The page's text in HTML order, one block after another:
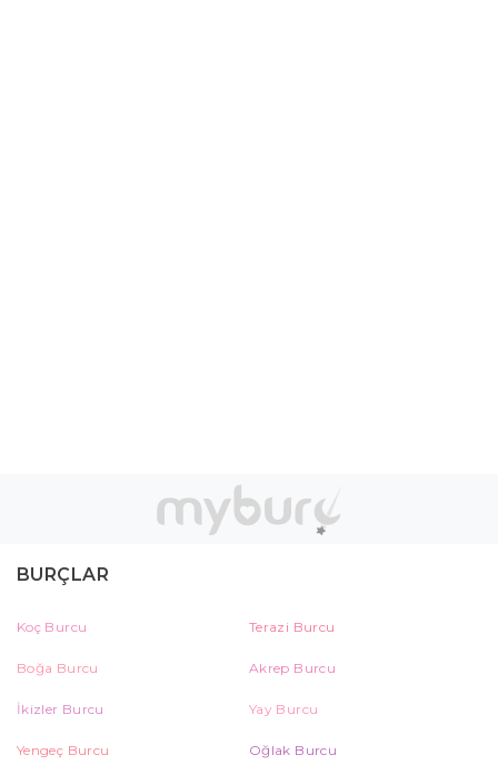
BURÇLAR
Koç Burcu Terazi Burcu
Boğa Burcu Akrep Burcu
İkizler Burcu Yay Burcu
Yengeç Burcu Oğlak Burcu